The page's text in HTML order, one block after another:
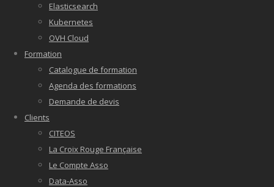
Elasticsearch
Kubernetes
OVH Cloud
Formation
Catalogue de formation
Agenda des formations
Demande de devis
Clients
CITEOS
La Croix Rouge Française
Le Compte Asso
Data-Asso